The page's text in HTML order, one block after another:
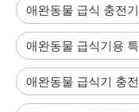
애완동물 급식 충전기
애완동물 급식기용
애완동물 급식기 충